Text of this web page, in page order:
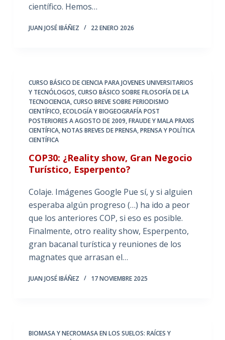
científico. Hemos…
JUAN JOSÉ IBÁÑEZ 22 ENERO 2026
CURSO BÁSICO DE CIENCIA PARA JOVENES UNIVERSITARIOS
Y TECNÓLOGOS,CURSO BÁSICO SOBRE FILOSOFÍA DE LA
TECNOCIENCIA,CURSO BREVE SOBRE PERIODISMO
CIENTÍFICO,ECOLOGÍA Y BIOGEOGRAFÍA POST
POSTERIORES A AGOSTO DE 2009,FRAUDE Y MALA PRAXIS
CIENTÍFICA,NOTAS BREVES DE PRENSA,PRENSA Y POLÍTICA
CIENTÍFICA
COP30: ¿Reality show, Gran Negocio
Turístico, Esperpento?
Colaje. Imágenes Google Pue sí, y si alguien
esperaba algún progreso (…) ha ido a peor
que los anteriores COP, si eso es posible.
Finalmente, otro reality show, Esperpento,
gran bacanal turística y reuniones de los
magnates que arrasan el…
JUAN JOSÉ IBÁÑEZ 17 NOVIEMBRE 2025
BIOMASA Y NECROMASA EN LOS SUELOS: RAÍCES Y